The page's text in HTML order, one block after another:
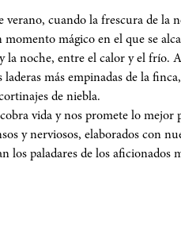
verano, cuando la frescura de la
momento mágico en el que se
la noche, entre el calor y el frío.
laderas más empinadas de la
de niebla.
vida y nos promete lo mejor
y nerviosos, elaborados con
los paladares de los aficionados